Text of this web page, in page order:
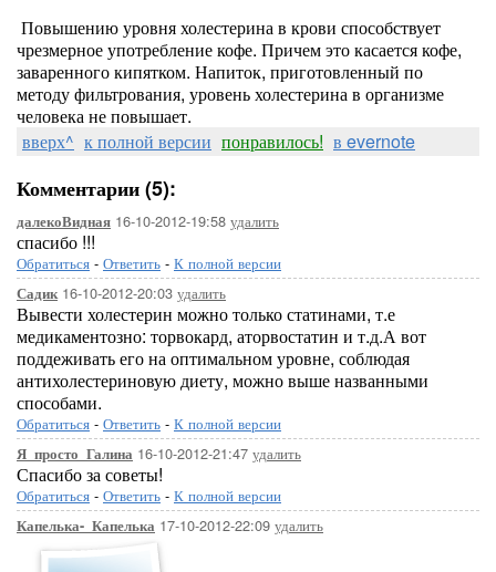
Повышению уровня холестерина в крови способствует
чрезмерное употребление кофе. Причем это касается кофе,
заваренного кипятком. Напиток, приготовленный по
методу фильтрования, уровень холестерина в организме
человека не повышает.
вверх^ к полной версии понравилось! в evernote
Комментарии (5):
далекоВидная 16-10-2012-19:58 удалить
спасибо !!!
Обратиться - Ответить - К полной версии
Садик16-10-2012-20:03 удалить
Вывести холестерин можно только статинами, т.е
медикаментозно: торвокард, аторвостатин и т.д.А вот
поддеживать его на оптимальном уровне, соблюдая
антихолестериновую диету, можно выше названными
способами.
Обратиться - Ответить - К полной версии
Я_просто_Галина 16-10-2012-21:47 удалить
Спасибо за советы!
Обратиться - Ответить - К полной версии
Капелька-_Капелька 17-10-2012-22:09 удалить